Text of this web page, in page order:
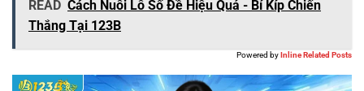
READ Cách Nuôi Lô Số Đề Hiệu Quả - Bí Kíp Chiến
Thắng Tại 123B
Powered byInline Related Posts